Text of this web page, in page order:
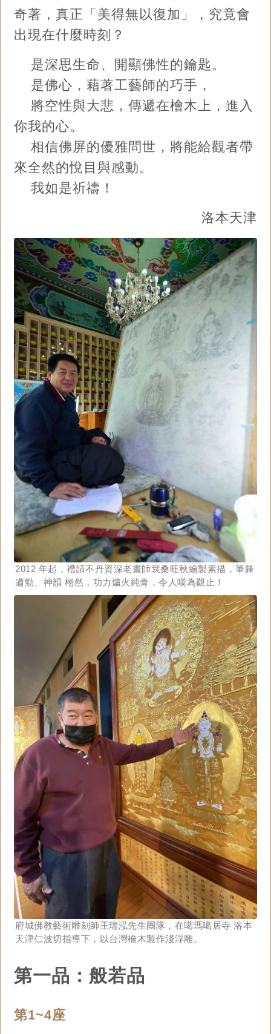
奇著，真正「美得無以復加」，究竟會
出現在什麼時刻？
是深思生命、開顯佛性的鑰匙。
是佛心，藉著工藝師的巧手，
將空性與大悲，傳遞在檜木上，進入
你我的心。
相信佛屏的優雅問世，將能給觀者帶
來全然的悅目與感動。
我如是祈禱！
洛本天津
2012 年起，禮請不丹資深老畫師袞桑旺秋繪製素描，筆鋒
遒勁、神韻 栩然，功力爐火純青，令人嘆為觀止！
府城佛教藝術雕刻師王瑞泓先生團隊，在噶瑪噶居寺 洛本
天津仁波切指導下，以台灣檜木製作淺浮雕。
第一品：般若品
第1~4座